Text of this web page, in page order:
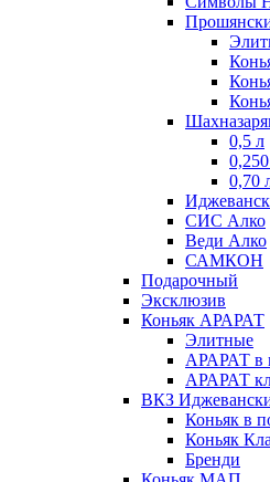
0,5 л
0,70
СИС Алко
Веди Алко
САМКОН
Подарочный
Эксклюзив
Коньяк АРАРАТ
Элитные
АРАРАТ в
АРАРАТ
ВКЗ
Коньяк в
Коньяк
Бренди